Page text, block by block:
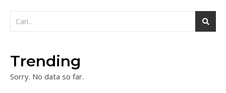
Trending
Sorry. No data so far.